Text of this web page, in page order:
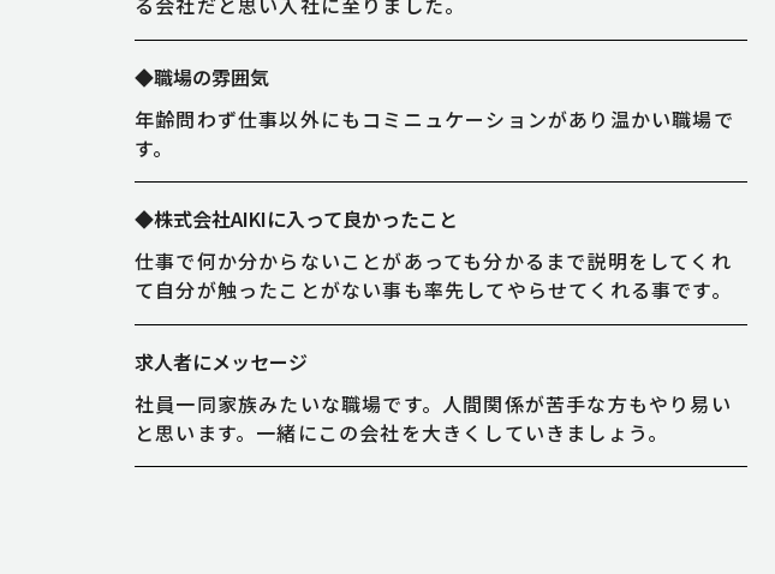
◆職場の雰囲気
年齢問わず仕事以外にもコミニュケーションがあり温かい職場で
す。
◆株式会社AIKIに入って良かったこと
仕事で何か分からないことがあっても分かるまで説明をしてくれ
て自分が触ったことがない事も率先してやらせてくれる事です。
求人者にメッセージ
社員一同家族みたいな職場です。人間関係が苦手な方もやり易い
と思います。一緒にこの会社を大きくしていきましょう。